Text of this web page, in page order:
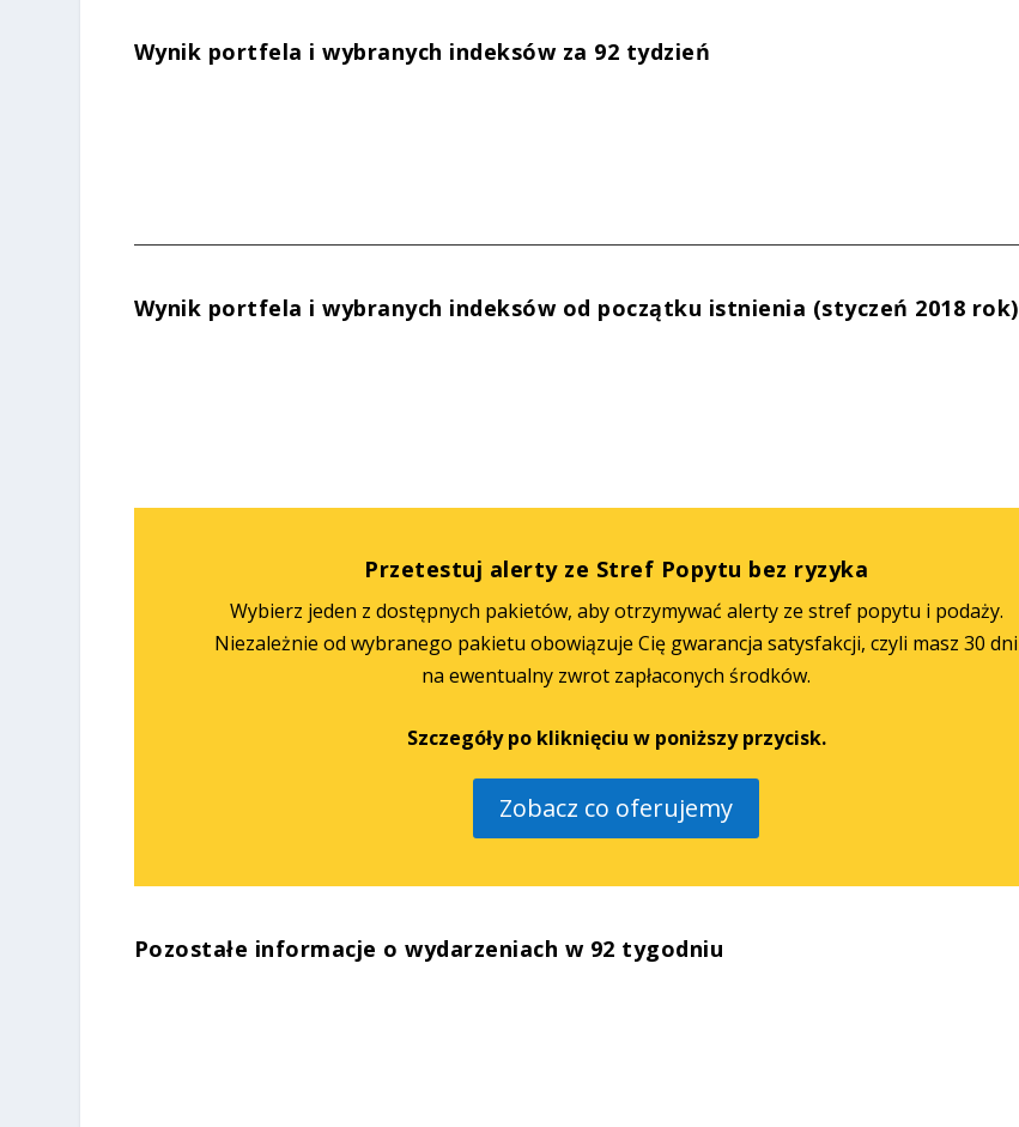
Wynik portfela i wybranych indeksów za 92 tydzień
Wynik portfela i wybranych indeksów od początku istnienia (styczeń 2018 rok)
Przetestuj alerty ze Stref Popytu bez ryzyka
Wybierz jeden z dostępnych pakietów, aby otrzymywać alerty ze stref popytu i podaży.
Niezależnie od wybranego pakietu obowiązuje Cię gwarancja satysfakcji, czyli masz 30 dni
na ewentualny zwrot zapłaconych środków.
Szczegóły po kliknięciu w poniższy przycisk.
Zobacz co oferujemy
Pozostałe informacje o wydarzeniach w 92 tygodniu